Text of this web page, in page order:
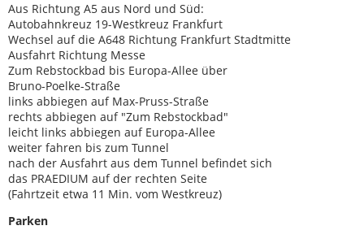
Aus Richtung A5 aus Nord und Süd:
Autobahnkreuz 19-Westkreuz Frankfurt
Wechsel auf die A648 Richtung Frankfurt Stadtmitte
Ausfahrt Richtung Messe
Zum Rebstockbad bis Europa-Allee über
Bruno-Poelke-Straße
links abbiegen auf Max-Pruss-Straße
rechts abbiegen auf "Zum Rebstockbad"
leicht links abbiegen auf Europa-Allee
weiter fahren bis zum Tunnel
nach der Ausfahrt aus dem Tunnel befindet sich
das PRAEDIUM auf der rechten Seite
(Fahrtzeit etwa 11 Min. vom Westkreuz)
Parken